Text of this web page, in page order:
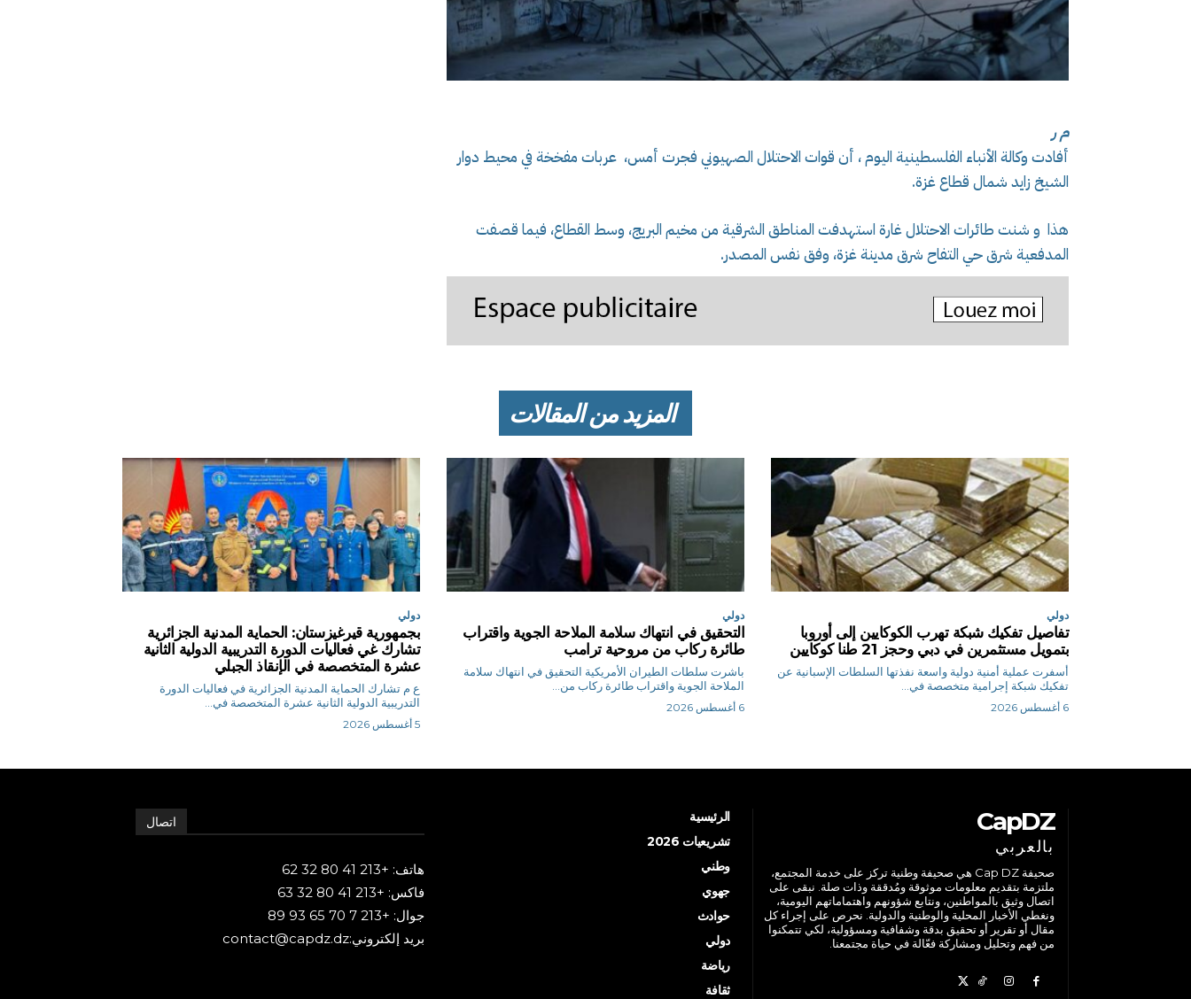
م ر
أفادت وكالة الأنباء الفلسطينية اليوم ، أن قوات الاحتلال الصهيوني فجرت أمس، عربات مفخخة في محيط دوار
الشيخ زايد شمال قطاع غزة.
هذا و شنت طائرات الاحتلال غارة استهدفت المناطق الشرقية من مخيم البريج، وسط القطاع، فيما قصفت
المدفعية شرق حي التفاح شرق مدينة غزة، وفق نفس المصدر.
المزيد من المقالات
دولي
تفاصيل تفكيك شبكة تهرب الكوكايين إلى أوروبا
بتمويل مستثمرين في دبي وحجز 21 طنا كوكايين
أسفرت عملية أمنية دولية واسعة نفذتها السلطات الإسبانية عن
تفكيك شبكة إجرامية متخصصة في...
6 أغسطس 2026
دولي
التحقيق في انتهاك سلامة الملاحة الجوية واقتراب
طائرة ركاب من مروحية ترامب
باشرت سلطات الطيران الأمريكية التحقيق في انتهاك سلامة
الملاحة الجوية واقتراب طائرة ركاب من...
6 أغسطس 2026
دولي
بجمهورية قيرغيزستان: الحماية المدنية الجزائرية
تشارك غي فعاليات الدورة التدريبية الدولية الثانية
عشرة المتخصصة في الإنقاذ الجبلي
ع م تشارك الحماية المدنية الجزائرية في فعاليات الدورة
التدريبية الدولية الثانية عشرة المتخصصة في...
5 أغسطس 2026
CapDZ
بالعربي
صحيفة Cap DZ هي صحيفة وطنية تركز على خدمة المجتمع،
ملتزمة بتقديم معلومات موثوقة ومُدققة وذات صلة. نبقى على
اتصال وثيق بالمواطنين، ونتابع شؤونهم واهتماماتهم اليومية،
ونغطي الأخبار المحلية والوطنية والدولية. نحرص على إجراء كل
مقال أو تقرير أو تحقيق بدقة وشفافية ومسؤولية، لكي تتمكنوا
من فهم وتحليل ومشاركة فعّالة في حياة مجتمعنا.
الرئيسية
تشريعيات 2026
وطني
جهوي
حوادث
دولي
رياضة
ثقافة
اتصال
هاتف: +213 41 80 32 62
فاكس: +213 41 80 32 63
جوال: +213 7 70 65 93 89
بريد إلكتروني:contact@capdz.dz